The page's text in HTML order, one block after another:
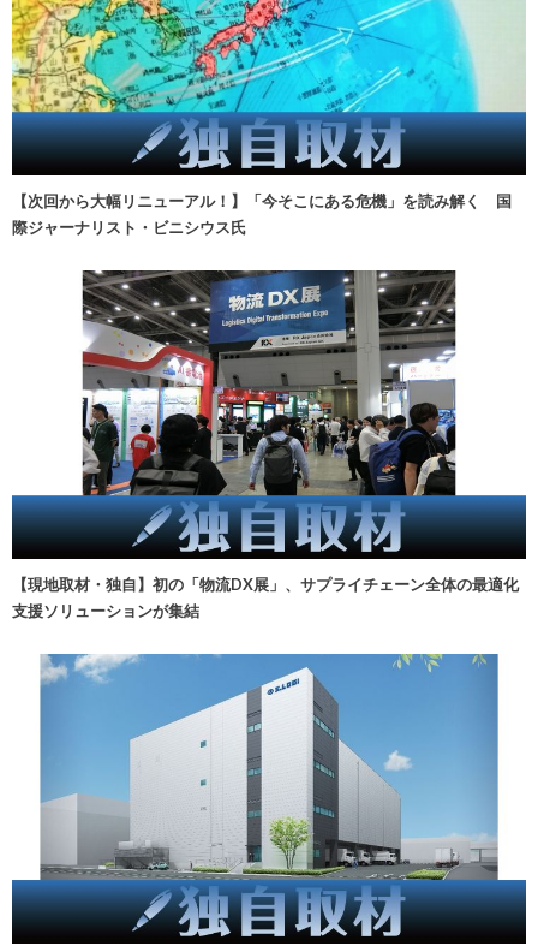
【次回から大幅リニューアル！】「今そこにある危機」を読み解く 国
際ジャーナリスト・ビニシウス氏
【現地取材・独自】初の「物流DX展」、サプライチェーン全体の最適化
支援ソリューションが集結